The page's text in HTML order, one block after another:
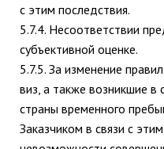
с этим последствия.
5.7.4. Несоответствии
субъективной оценке.
5.7.5. За изменение
виз, а также возникшие в
страны временного
Заказчиком в связи с